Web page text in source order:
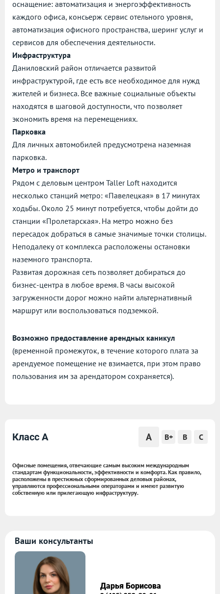
оснащение: автоматизация и энергоэффективность
каждого офиса, консьерж сервис отельного уровня,
автоматизация офисного пространства, шеринг услуг и
сервисов для обеспечения деятельности.
Инфраструктура
Даниловский район отличается развитой
инфраструктурой, где есть все необходимое для нужд
жителей и бизнеса. Все важные социальные объекты
находятся в шаговой доступности, что позволяет
экономить время на перемещениях.
Парковка
Для личных автомобилей предусмотрена наземная
парковка.
Метро и транспорт
Рядом с деловым центром Taller Loft находится
несколько станций метро: «Павелецкая» в 17 минутах
ходьбы. Около 25 минут потребуется, чтобы дойти до
станции «Пролетарская». На метро можно без
пересадок добраться в самые значимые точки столицы.
Неподалеку от комплекса расположены остановки
наземного транспорта.
Развитая дорожная сеть позволяет добираться до
бизнес-центра в любое время. В часы высокой
загруженности дорог можно найти альтернативный
маршрут или воспользоваться подземкой.
Возможно предоставление арендных каникул
(временной промежуток, в течение которого плата за
арендуемое помещение не взимается, при этом право
пользования им за арендатором сохраняется).
Класс A A B+ B C
Офисные помещения, отвечающие самым высоким международным
стандартам функциональности, эффективности и комфорта. Как правило,
расположены в престижных сформированных деловых районах,
управляются профессиональными операторами и имеют развитую
собственную или прилегающую инфраструктуру.
Ваши консультанты
Дарья Борисова